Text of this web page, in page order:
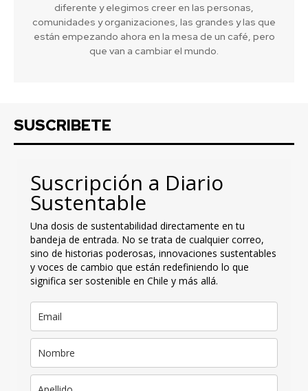
diferente y elegimos creer en las personas,
comunidades y organizaciones, las grandes y las que
están empezando ahora en la mesa de un café, pero
que van a cambiar el mundo.
SUSCRIBETE
Suscripción a Diario
Sustentable
Una dosis de sustentabilidad directamente en tu
bandeja de entrada. No se trata de cualquier correo,
sino de historias poderosas, innovaciones sustentables
y voces de cambio que están redefiniendo lo que
significa ser sostenible en Chile y más allá.